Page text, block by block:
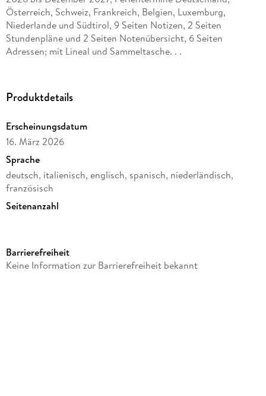
Österreich, Schweiz, Frankreich, Belgien, Luxemburg,
Niederlande und Südtirol, 9 Seiten Notizen, 2 Seiten
Stundenpläne und 2 Seiten Notenübersicht, 6 Seiten
Adressen; mit Lineal und Sammeltasche. . .
Produktdetails
Erscheinungsdatum
16. März 2026
Sprache
deutsch, italienisch, englisch, spanisch, niederländisch,
französisch
Seitenanzahl
Kalender
Verlag/Hersteller
Barrierefreiheit
Keine Information zur Barrierefreiheit bekannt